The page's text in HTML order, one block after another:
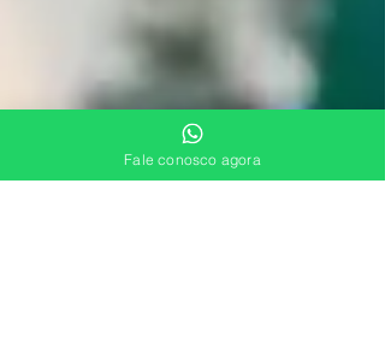
Fale conosco agora